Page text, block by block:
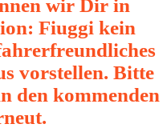
wir Dir in
Fiuggi kein
vorstellen. Bitte
den kommenden